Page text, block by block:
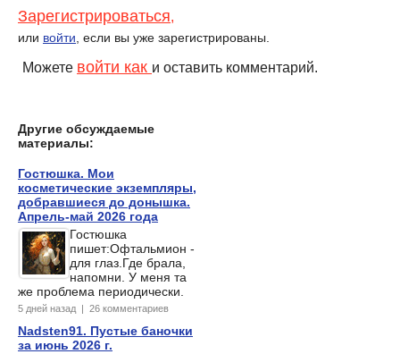
Зарегистрироваться,
или войти , если вы уже зарегистрированы.
Можете войти как и оставить комментарий.
Другие обсуждаемые
материалы:
Гостюшка. Мои
косметические экземпляры,
добравшиеся до донышка.
Апрель-май 2026 года
Гостюшка
пишет:Офтальмион -
для глаз.Где брала,
напомни. У меня та
же проблема периодически.
5 дней назад | 26 комментариев
Nadsten91. Пустые баночки
за июнь 2026 г.